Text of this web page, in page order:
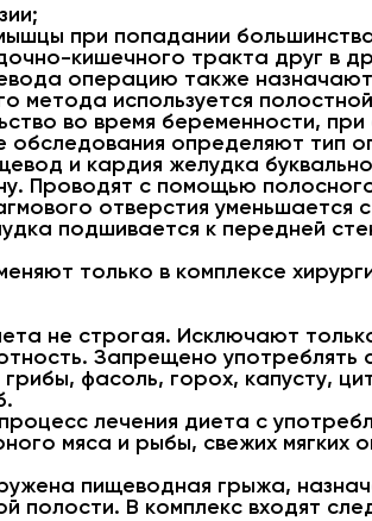
при попадании
кишечного тракта друг в
операцию также
метода используется
во время беременности,
обследования определяют тип
и кардия желудка
Проводят с помощью
отверстия уменьшается
подшивается к передней
только в комплексе
не строгая. Исключают
Запрещено употреблять
фасоль, горох, капусту,
лечения диета с
мяса и рыбы, свежих мягких
пищеводная грыжа,
полости. В комплекс входят